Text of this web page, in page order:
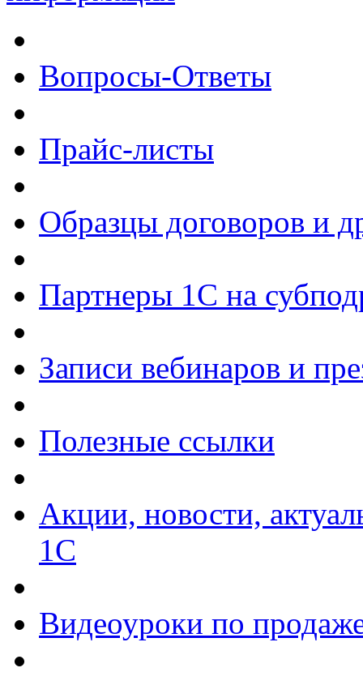
Вопросы-Ответы
Прайс-листы
Образцы договоров и
Партнеры 1С на
Записи вебинаров и
Полезные ссылки
Акции, новости,
1С
Видеоуроки по